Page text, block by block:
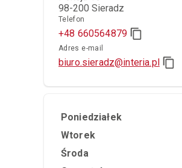
98-200 Sieradz
Telefon
+48 660564879
Adres e-mail
biuro.sieradz@interia.pl
Dzień tygodnia
Poniedziałek
Wtorek
Środa